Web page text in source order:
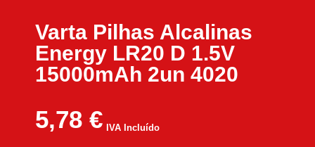
Varta Pilhas Alcalinas
Energy LR20 D 1.5V
15000mAh 2un 4020
5,78 € IVA Incluído